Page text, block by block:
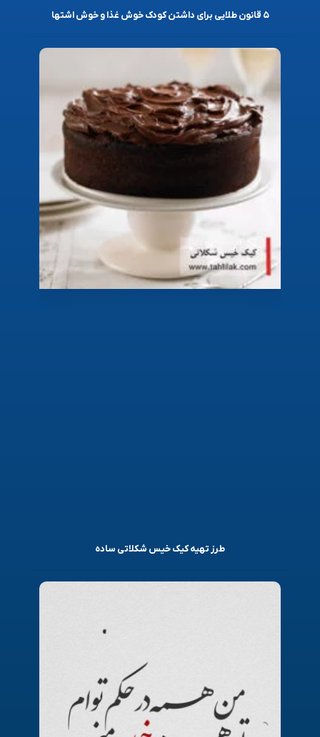
۵ قانون طلایی برای داشتن کودک خوش غذا و خوش اشتها
طرز تهیه کیک خیس شکلاتی ساده